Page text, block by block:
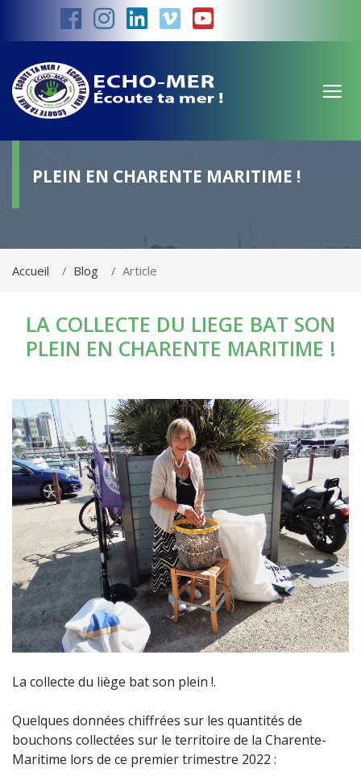
LA COLLECTE DU LIEGE BAT SON
PLEIN EN CHARENTE MARITIME !
Accueil Blog Article
LA COLLECTE DU LIEGE BAT SON
PLEIN EN CHARENTE MARITIME !
La collecte du liège bat son plein !.
Quelques données chiffrées sur les quantités de
bouchons collectées sur le territoire de la Charente-
Maritime lors de ce premier trimestre 2022 :